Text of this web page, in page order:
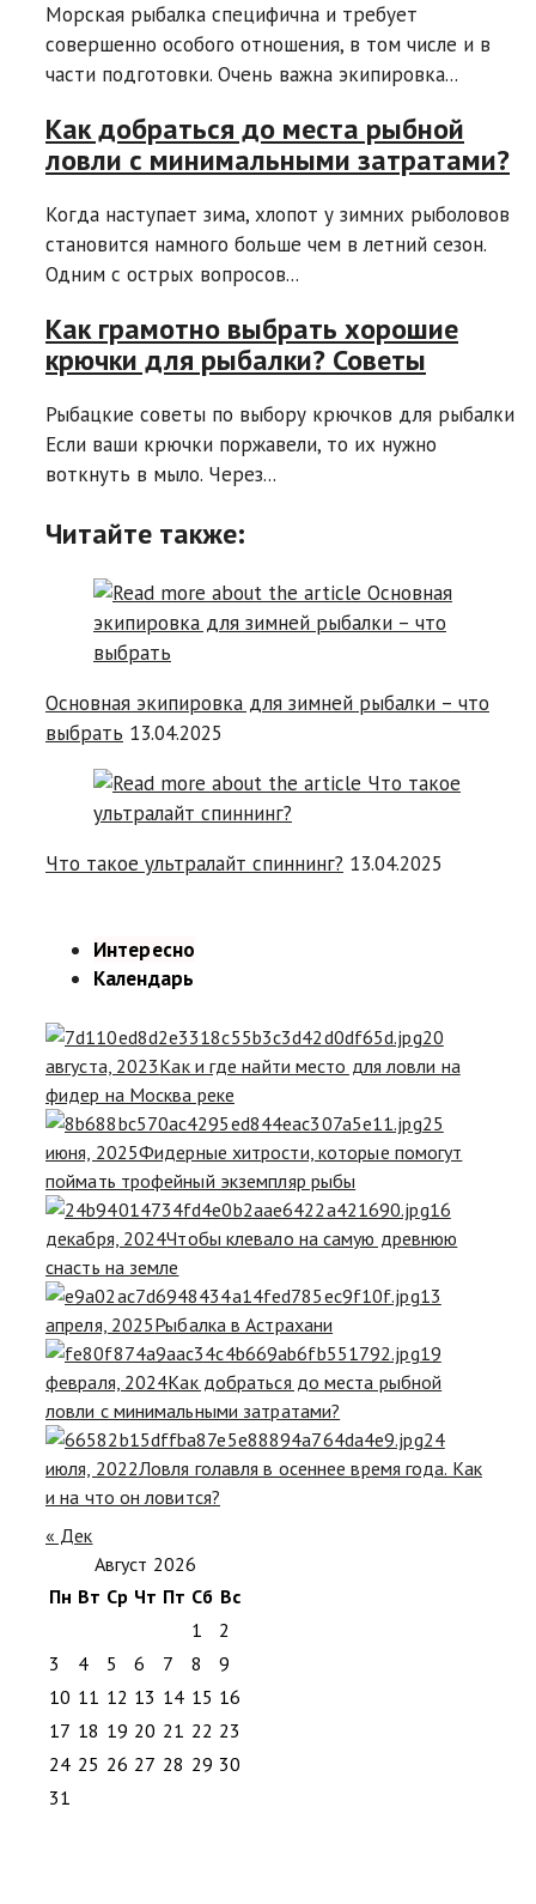
Морская рыбалка специфична и требует
совершенно особого отношения, в том числе и в
части подготовки. Очень важна экипировка...
Как добраться до места рыбной
ловли с минимальными затратами?
Когда наступает зима, хлопот у зимних рыболовов
становится намного больше чем в летний сезон.
Одним с острых вопросов...
Как грамотно выбрать хорошие
крючки для рыбалки? Советы
Рыбацкие советы по выбору крючков для рыбалки
Если ваши крючки поржавели, то их нужно
воткнуть в мыло. Через...
Читайте также:
Основная экипировка для зимней рыбалки – что
выбрать 13.04.2025
Что такое ультралайт спиннинг? 13.04.2025
Интересно
Календарь
20
августа, 2023Как и где найти место для ловли на
фидер на Москва реке
25
июня, 2025Фидерные хитрости, которые помогут
поймать трофейный экземпляр рыбы
16
декабря, 2024Чтобы клевало на самую древнюю
снасть на земле
13
апреля, 2025Рыбалка в Астрахани
19
февраля, 2024Как добраться до места рыбной
ловли с минимальными затратами?
24
июля, 2022Ловля голавля в осеннее время года. Как
и на что он ловится?
« Дек
Август 2026
Пн Вт Ср Чт Пт Сб Вс
1
2
3
4 5 6 7 8
9
10 11 12 13 14 15 16
17 18 19 20 21 22 23
24 25 26 27 28 29 30
31